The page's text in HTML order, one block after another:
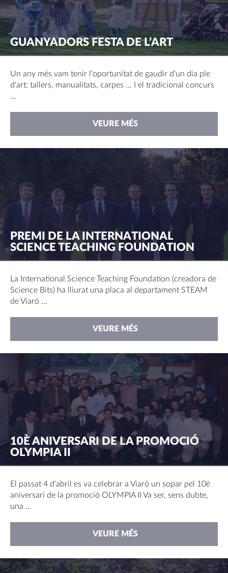
GUANYADORS FESTA DE L’ART
Un any més vam tenir l'oportunitat de gaudir d'un dia ple
d'art: tallers, manualitats, carpes … I el tradicional concurs
...
VEURE MÉS
PREMI DE LA INTERNATIONAL
SCIENCE TEACHING FOUNDATION
La International Science Teaching Foundation (creadora de
Science Bits) ha lliurat una placa al departament STEAM
de Viaró ...
VEURE MÉS
10È ANIVERSARI DE LA PROMOCIÓ
OLYMPIA II
El passat 4 d'abril es va celebrar a Viaró un sopar pel 10è
aniversari de la promoció OLYMPIA II Va ser, sens dubte,
una ...
VEURE MÉS